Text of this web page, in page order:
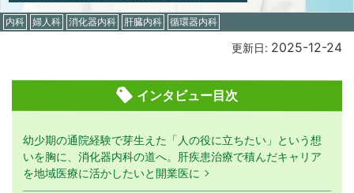
内科 婦人科 消化器内科 肝臓内科 循環器内科
更新日: 2025-12-24
インタビュー目次
幼少期の通院経験で芽生えた「人の役に立ちたい」という想
いを胸に、消化器内科の道へ。肝疾患治療で積んだキャリア
を地域医療に活かしたいと開業医に